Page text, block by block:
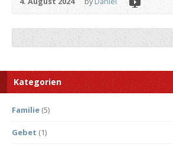
Kategorien
Familie (5)
Gebet (1)